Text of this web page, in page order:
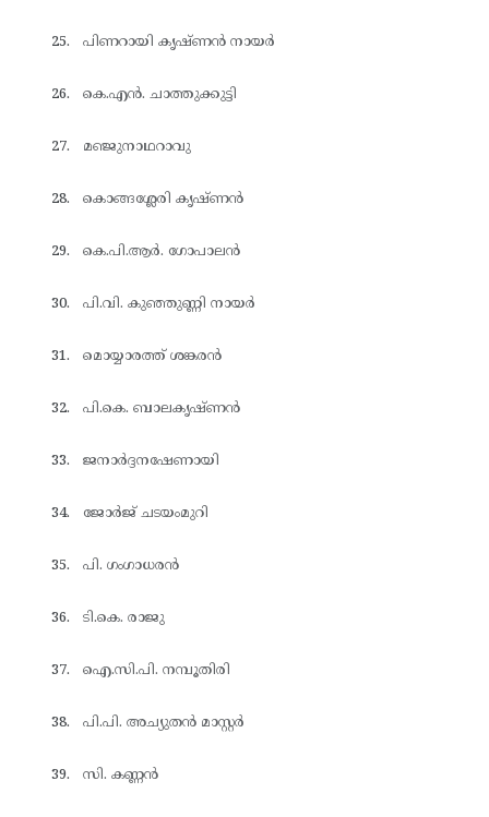
പിണറായി കൃഷ്ണൻ നായർ
കെ.എൻ. ചാത്തുക്കുട്ടി
മഞ്ജുനാഥറാവു
കൊങ്ങശ്ലേരി കൃഷ്ണൻ
കെ.പി.ആർ. ഗോപാലൻ
പി.വി. കുഞ്ഞുണ്ണി നായർ
മൊയ്യാരത്ത് ശങ്കരൻ
പി.കെ. ബാലകൃഷ്ണൻ
ജനാർദ്ദനഷേണായി
ജോർജ് ചടയംമുറി
പി. ഗംഗാധരൻ
ടി.കെ. രാജു
ഐ.സി.പി. നമ്പൂതിരി
പി.പി. അച്യുതൻ മാസ്റ്റർ
സി. കണ്ണൻ